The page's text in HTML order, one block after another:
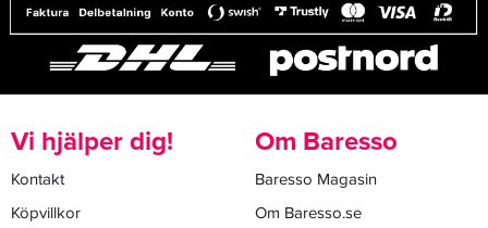
Vi hjälper dig!
Kontakt
Köpvillkor
Om Baresso
Baresso Magasin
Om Baresso.se